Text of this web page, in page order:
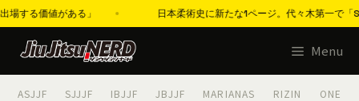
する価値がある」 日本柔術史に新たな1ページ。代々木第一で「
テ
Menu
ASJJF SJJJF IBJJF JBJJF MARIANAS RIZIN ONE